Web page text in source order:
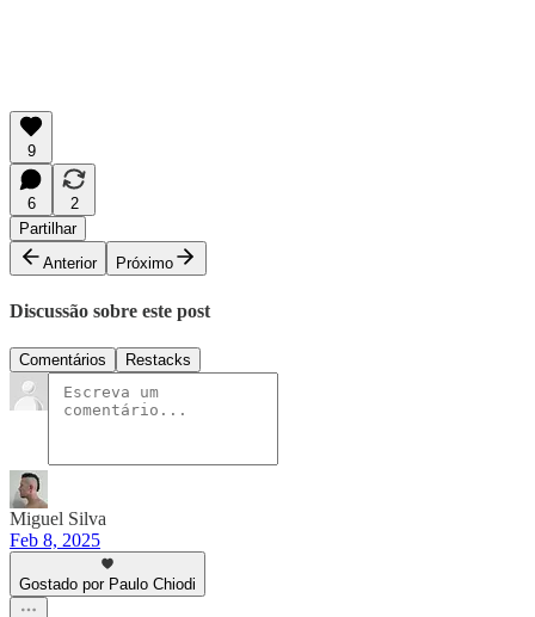
9
6
2
Partilhar
Anterior
Próximo
Discussão sobre este post
Comentários Restacks
Miguel Silva
Feb 8, 2025
Gostado por Paulo Chiodi